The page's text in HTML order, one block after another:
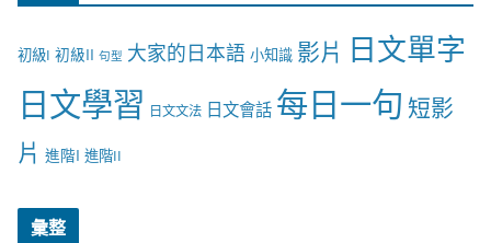
初級I 初級II 句型 大家的日本語 小知識 影片 日文單字
日文學習 日文文法 日文會話 每日一句 短影
片 進階I 進階II
彙整